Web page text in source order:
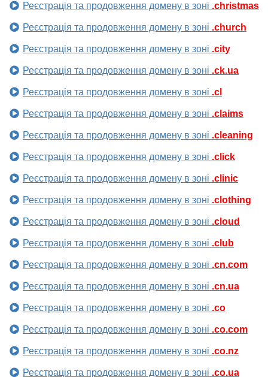
Реєстрація та продовження домену в зоні .christmas
Реєстрація та продовження домену в зоні .church
Реєстрація та продовження домену в зоні .city
Реєстрація та продовження домену в зоні .ck.ua
Реєстрація та продовження домену в зоні .cl
Реєстрація та продовження домену в зоні .claims
Реєстрація та продовження домену в зоні .cleaning
Реєстрація та продовження домену в зоні .click
Реєстрація та продовження домену в зоні .clinic
Реєстрація та продовження домену в зоні .clothing
Реєстрація та продовження домену в зоні .cloud
Реєстрація та продовження домену в зоні .club
Реєстрація та продовження домену в зоні .cn.com
Реєстрація та продовження домену в зоні .cn.ua
Реєстрація та продовження домену в зоні .co
Реєстрація та продовження домену в зоні .co.com
Реєстрація та продовження домену в зоні .co.nz
Реєстрація та продовження домену в зоні .co.ua